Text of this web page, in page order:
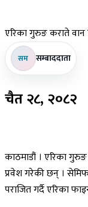
एरिकागुरुङ कराते वान
सम सम्बाददाता
चैत२८, २०८२
काठमाडौं । एरिका
प्रवेश गरेकी छन् ।
पराजित गर्दै एरिका